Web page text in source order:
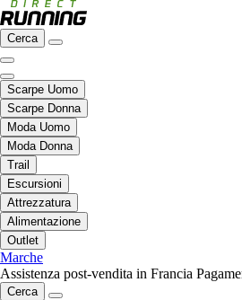
Cerca
Scarpe Uomo
Scarpe Donna
Moda Uomo
Moda Donna
Trail
Escursioni
Attrezzatura
Alimentazione
Outlet
Marche
Assistenza post-vendita in Francia
Cerca